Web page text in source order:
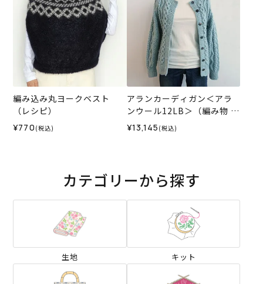
編み込み丸ヨークベスト
（レシピ）
¥770 (税込)
アランカーディガン＜アラ
ンウール12LB＞（編み物 材
料セット）
¥13,145 (税込)
カテゴリーから探す
生地 キット